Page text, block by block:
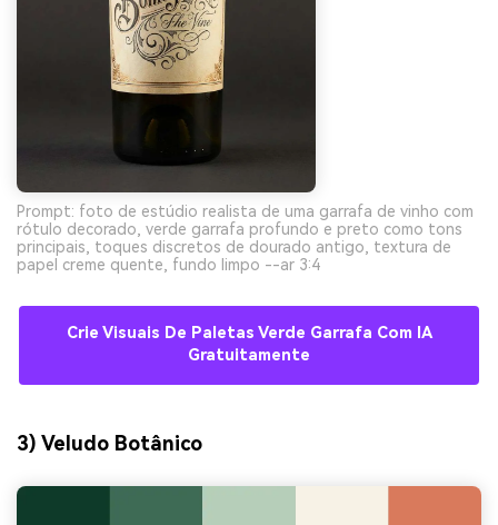
Prompt: foto de estúdio realista de uma garrafa de vinho com
rótulo decorado, verde garrafa profundo e preto como tons
principais, toques discretos de dourado antigo, textura de
papel creme quente, fundo limpo --ar 3:4
Crie Visuais De Paletas Verde Garrafa Com IA
Gratuitamente
3) Veludo Botânico